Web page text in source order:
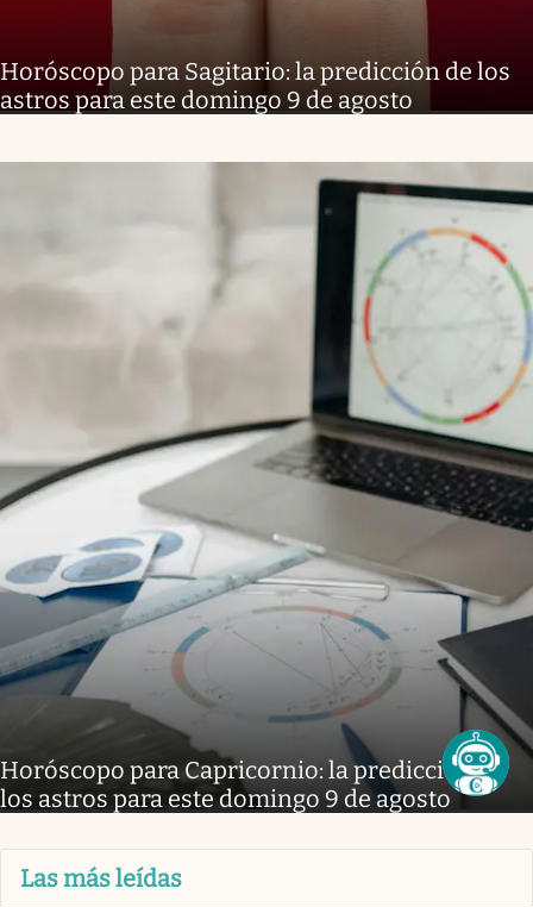
Horóscopo para Sagitario: la predicción de los
astros para este domingo 9 de agosto
Horóscopo para Capricornio: la predicción de
los astros para este domingo 9 de agosto
Las más leídas